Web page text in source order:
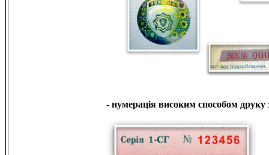
- нумерація високим способом друку